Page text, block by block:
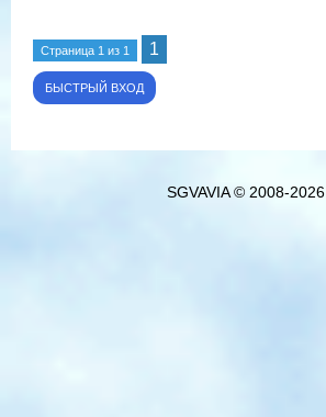
Страница 1 из 1 1
SGVAVIA © 2008-2026